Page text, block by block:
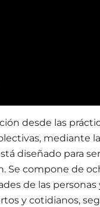
desde las
mediante
diseñado para
Se compone de
de las
y cotidianos,